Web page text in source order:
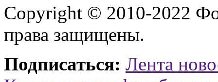
Copyright © 2010-2022
права защищены.
Подписаться: Лента